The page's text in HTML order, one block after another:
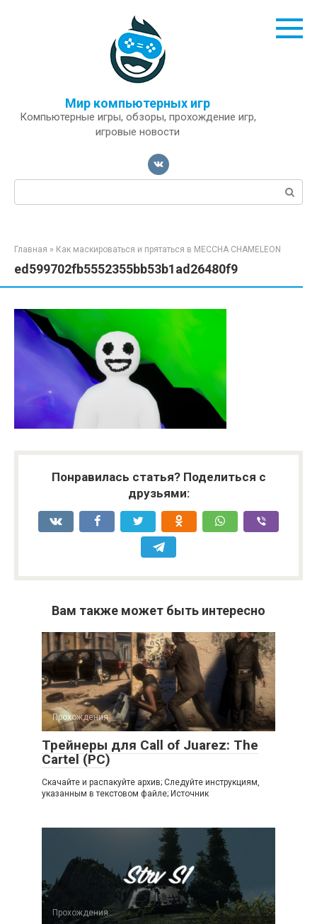
Мир компьютерных игр
Компьютерные игры, обзоры, прохождение игр,
игровые новости
Поиск:
Главная » Как маскироваться и прятаться в MECCHA CHAMELEON
ed599702fb5552355bb53b1ad26480f9
Понравилась статья? Поделиться с
друзьями:
Вам также может быть интересно
Прохождения
Трейнеры для Call of Juarez: The
Cartel (PC)
Скачайте и распакуйте архив; Следуйте инструкциям,
указанным в текстовом файле; Источник
Прохождения